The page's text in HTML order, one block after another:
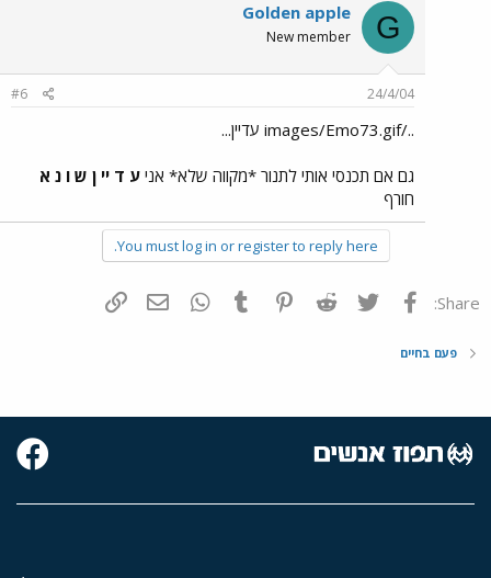
G
Golden apple
New member
24/4/04
#6
../images/Emo73.gif עדיין...
גם אם תכנסי אותי לתנור *מקווה שלא* אני ע ד יי ן ש ו נ א
חורף
You must log in or register to reply here.
Share: פייסבוק Twitter
Reddit
Pinterest
Tumblr
WhatsAppדואר אלקטרוני
פעם בחיים